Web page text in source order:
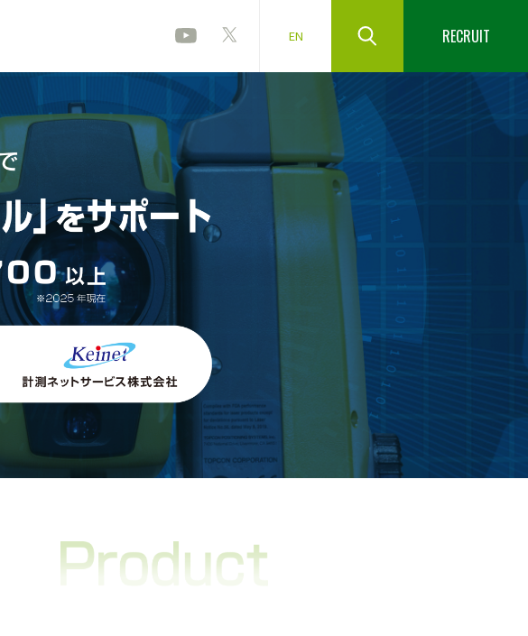
EN RECRUIT